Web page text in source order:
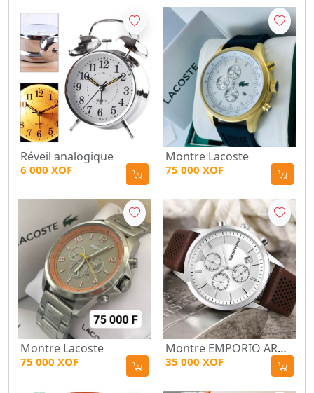
Réveil analogique
6 000 XOF
Montre Lacoste
75 000 XOF
Montre Lacoste
75 000 XOF
Montre EMPORIO ARMANI
35 000 XOF